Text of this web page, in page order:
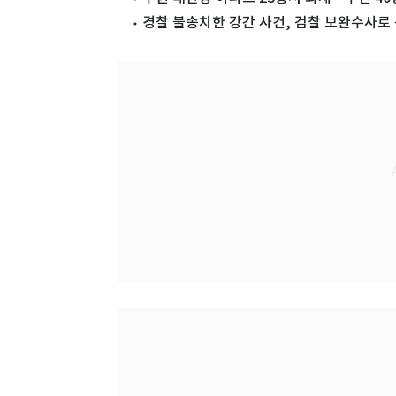
경찰 불송치한 강간 사건, 검찰 보완수사로